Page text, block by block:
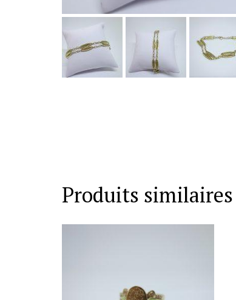
Produits similaires